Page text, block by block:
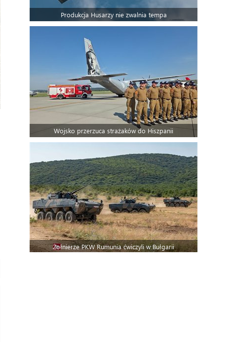
Produkcja Husarzy nie zwalnia tempa
Wojsko przerzuca strażaków do Hiszpanii
Żołnierze PKW Rumunia ćwiczyli w Bułgarii